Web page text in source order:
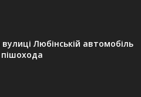
Любінській автомобіль